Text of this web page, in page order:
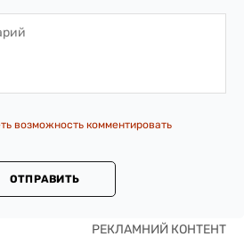
возможность комментировать
ОТПРАВИТЬ